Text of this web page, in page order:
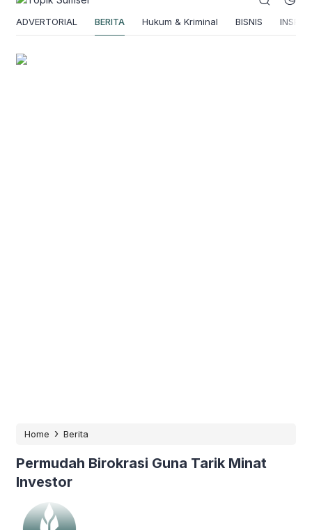
ADVERTORIAL BERITA Hukum & Kriminal BISNIS
Home › Berita
Permudah Birokrasi Guna Tarik Minat
Investor